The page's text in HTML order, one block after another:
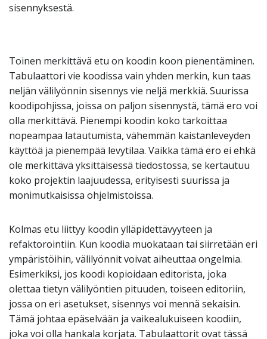
sisennyksestä.
Toinen merkittävä etu on koodin koon pienentäminen.
Tabulaattori vie koodissa vain yhden merkin, kun taas
neljän välilyönnin sisennys vie neljä merkkiä. Suurissa
koodipohjissa, joissa on paljon sisennystä, tämä ero voi
olla merkittävä. Pienempi koodin koko tarkoittaa
nopeampaa latautumista, vähemmän kaistanleveyden
käyttöä ja pienempää levytilaa. Vaikka tämä ero ei ehkä
ole merkittävä yksittäisessä tiedostossa, se kertautuu
koko projektin laajuudessa, erityisesti suurissa ja
monimutkaisissa ohjelmistoissa.
Kolmas etu liittyy koodin ylläpidettävyyteen ja
refaktorointiin. Kun koodia muokataan tai siirretään eri
ympäristöihin, välilyönnit voivat aiheuttaa ongelmia.
Esimerkiksi, jos koodi kopioidaan editorista, joka
olettaa tietyn välilyöntien pituuden, toiseen editoriin,
jossa on eri asetukset, sisennys voi mennä sekaisin.
Tämä johtaa epäselvään ja vaikealukuiseen koodiin,
joka voi olla hankala korjata. Tabulaattorit ovat tässä